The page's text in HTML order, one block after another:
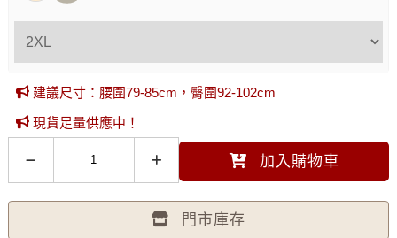
建議尺寸：腰圍79-85cm，臀圍92-102cm
現貨足量供應中！
加入購物車
門市庫存